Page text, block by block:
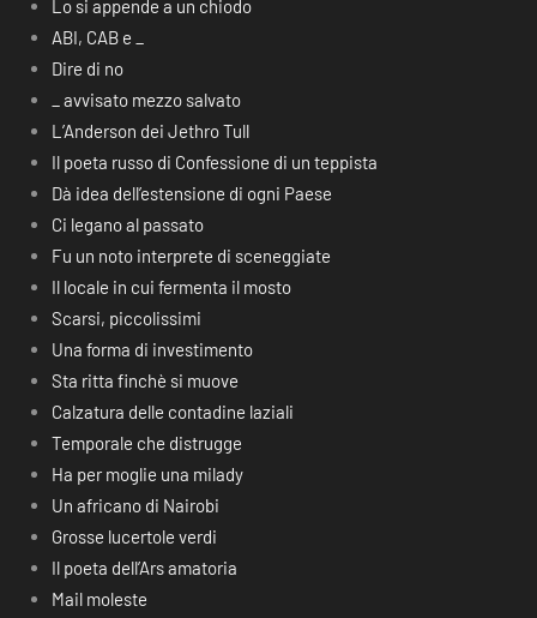
Lo si appende a un chiodo
ABI, CAB e _
Dire di no
_ avvisato mezzo salvato
L’Anderson dei Jethro Tull
Il poeta russo di Confessione di un teppista
Dà idea dell’estensione di ogni Paese
Ci legano al passato
Fu un noto interprete di sceneggiate
Il locale in cui fermenta il mosto
Scarsi, piccolissimi
Una forma di investimento
Sta ritta finchè si muove
Calzatura delle contadine laziali
Temporale che distrugge
Ha per moglie una milady
Un africano di Nairobi
Grosse lucertole verdi
Il poeta dell’Ars amatoria
Mail moleste